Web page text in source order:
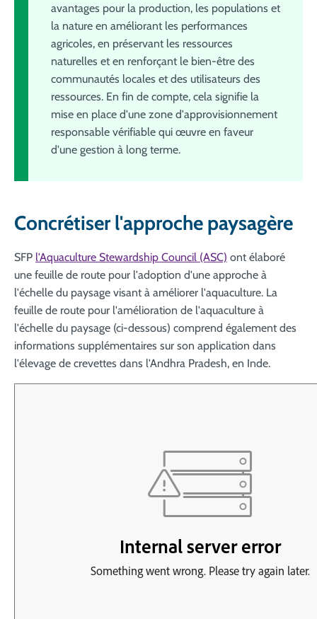
avantages pour la production, les populations et
la nature en améliorant les performances
agricoles, en préservant les ressources
naturelles et en renforçant le bien-être des
communautés locales et des utilisateurs des
ressources. En fin de compte, cela signifie la
mise en place d'une zone d'approvisionnement
responsable vérifiable qui œuvre en faveur
d'une gestion à long terme.
Concrétiser l'approche paysagère
SFP l'Aquaculture Stewardship Council (ASC) ont élaboré
une feuille de route pour l'adoption d'une approche à
l'échelle du paysage visant à améliorer l'aquaculture. La
feuille de route pour l'amélioration de l'aquaculture à
l'échelle du paysage (ci-dessous) comprend également des
informations supplémentaires sur son application dans
l'élevage de crevettes dans l'Andhra Pradesh, en Inde.